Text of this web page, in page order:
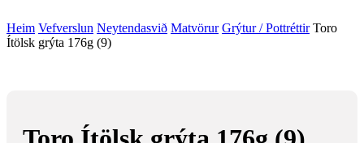
Heim Vefverslun Neytendasvið Matvörur Grýtur / Pottréttir Toro
Ítölsk grýta 176g (9)